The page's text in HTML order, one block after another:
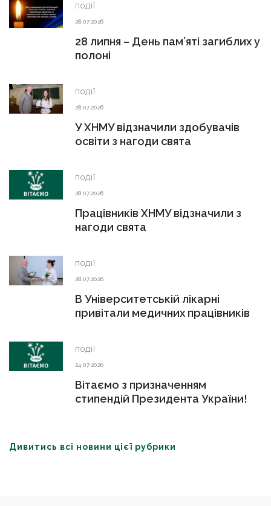
ПОДІЇ
28.07.2026
28 липня – День пам’яті загиблих у
полоні
ПОДІЇ
28.07.2026
У ХНМУ відзначили здобувачів
освіти з нагоди свята
ПОДІЇ
28.07.2026
Працівників ХНМУ відзначили з
нагоди свята
ПОДІЇ
28.07.2026
В Університетській лікарні
привітали медичних працівників
ПОДІЇ
24.07.2026
Вітаємо з призначенням
стипендій Президента України!
Дивитись всі новини цієї рубрики